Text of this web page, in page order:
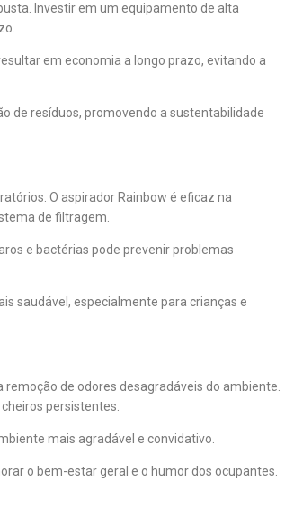
Investir em um equipamento de alta
em economia a longo prazo, evitando a
de resíduos, promovendo a sustentabilidade
O aspirador Rainbow é eficaz na
de filtragem.
e bactérias pode prevenir problemas
saudável, especialmente para crianças e
de odores desagradáveis do ambiente.
persistentes.
mais agradável e convidativo.
o bem-estar geral e o humor dos ocupantes.